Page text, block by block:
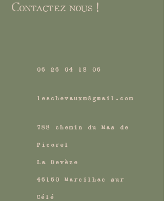
Contactez nous !
06 26 04 18 06
leschevauxm@gmail.com
788 chemin du Mas de
Picarel
La Devèze
46160 Marcilhac sur
Célé